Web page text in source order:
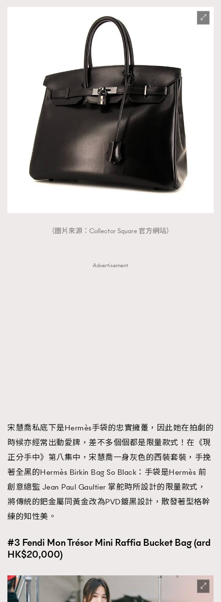
（圖片來源：Collector Square 官方網站）
Advertisement
宋慧喬私底下是Hermès手袋的忠實擁躉，因此她在拍劇的
時候亦經常出動愛牌，差不多個個都是限量款式！在《現
正分手中》第八集中，宋慧喬一身灰色的西裝套裝，手挽
著全黑的Hermès Birkin Bag So Black：手袋是Hermès 前
創意總監 Jean Paul Gaultier 掌舵時所設計的限量款式，
將傳統的鈀金屬同黃金改為PVD鍍黑設計，散發著型格幹
練的知性美。
#3 Fendi Mon Trésor Mini Raffia Bucket Bag (ard
HK$20,000)